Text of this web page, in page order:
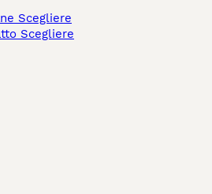
Scegliere
Scegliere